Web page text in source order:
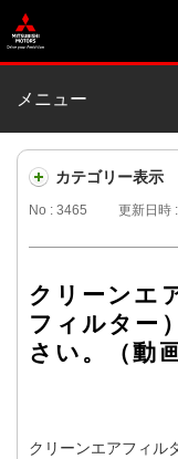
メニュー
カテゴリー表示
No : 3465 更新日時
クリーンエ
フィルター
さい。（動
クリーンエアフィル